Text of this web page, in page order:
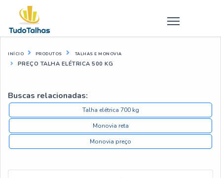
INÍCIO PRODUTOS TALHAS E MONOVIA
PREÇO TALHA ELÉTRICA 500 KG
Buscas relacionadas:
Talha elétrica 700 kg
Monovia reta
Monovia preço